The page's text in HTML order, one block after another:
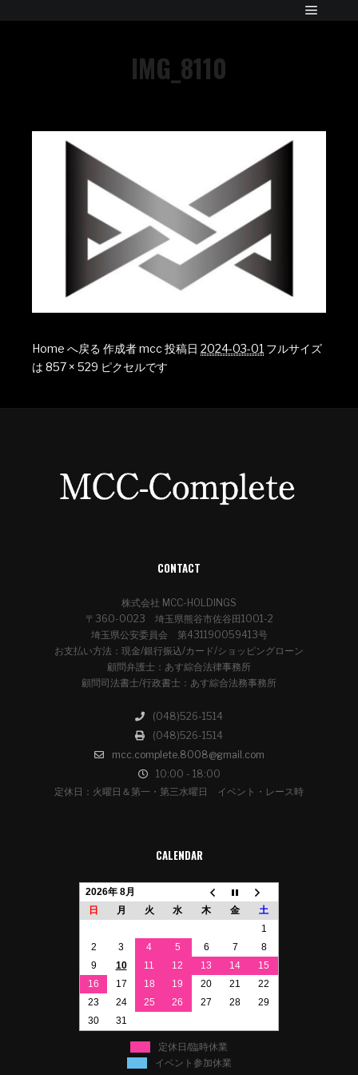
IMG_8110
Home へ戻る 作成者mcc投稿日 2024-03-01 フルサイズ
は 857 × 529 ピクセルです
CONTACT
株式会社 MCC-HOLDINGS
〒360-0023 埼玉県熊谷市佐谷田1001-2
埼玉県公安委員会 第431190059413号
お支払い方法：現金/銀行振込/カード/ショッピングローン
顧問弁護士：あす綜合法律事務所
顧問司法書士/行政書士：あす綜合法務事務所
(048)526-1514
(048)526-1514
mcc.complete.8008@gmail.com
10:00 - 18:00
定休日：火曜日＆第一・第三水曜日 イベント・レース時
CALENDAR
2026年 8月
日
月 火 水 木 金
土
1
2
3 4 5 6 7
8
9
10 11 12 13 14
15
16
17 18 19 20 21
22
23
24 25 26 27 28
29
30
31
定休日/臨時休業
イベント参加休業